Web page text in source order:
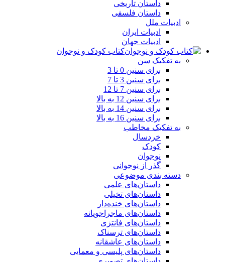
داستان تاریخی
داستان فلسفی
ادبیات ملل
ادبیات ایران
ادبیات جهان
کتاب کودک و نوجوان
به تفکیک سن
برای سنین 0 تا 3
برای سنین 3 تا 7
برای سنین 7 تا 12
برای سنین 12 به بالا
برای سنین 14 به بالا
برای سنین 16 به بالا
به تفکیک مخاطب
خردسال
کودک
نوجوان
گذر از نوجوانی
دسته بندی موضوعی
داستان‌های علمی‌
داستان‌های تخیلی
داستان‌های خنده‌دار
داستان‌های ماجراجویانه
داستان‌های فانتزی
داستان‌های ترسناک
داستان‌های عاشقانه
داستان‌های پلیسی و معمایی